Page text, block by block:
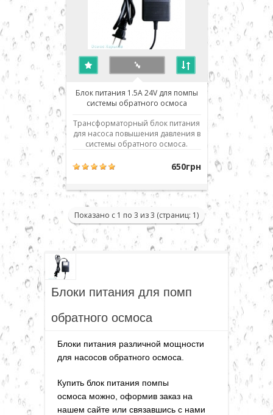
Блок питания 1.5A 24V для помпы
системы обратного осмоса
Трансформаторный блок питания
для насоса повышения давления в
системы обратного осмоса.
вольт, выходное - постоянное
напряжение 24 вольта. Мощность
работе - до 1.5 ампера, что
позволяет использовать блок
питания с большинством
стандартных нас..
650грн
Показано с 1 по 3 из 3 (страниц: 1)
Блоки питания для помп
обратного осмоса
Блоки питания различной мощности
для насосов обратного осмоса.
Купить блок питания помпы
осмоса можно, оформив заказ на
нашем сайте или связавшись с нами